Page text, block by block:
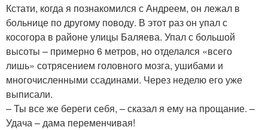
Кстати, когда я познакомился с Андреем, он лежал в
больнице по другому поводу. В этот раз он упал с
косогора в районе улицы Баляева. Упал с большой
высоты – примерно 6 метров, но отделался «всего
лишь» сотрясением головного мозга, ушибами и
многочисленными ссадинами. Через неделю его уже
выписали.
– Ты все же береги себя, – сказал я ему на прощание. –
Удача – дама переменчивая!